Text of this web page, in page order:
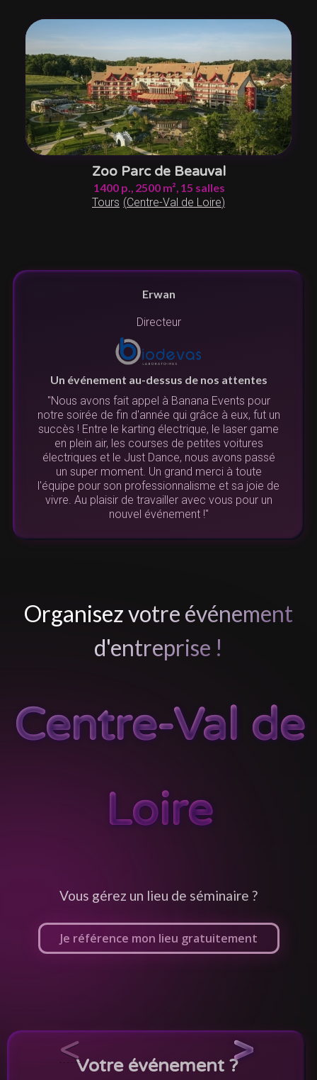
Zoo Parc de Beauval
1400 p., 2500 m², 15 salles
Tours (Centre-Val de Loire)
Erwan
Directeur
Un événement au-dessus de nos attentes
"Nous avons fait appel à Banana Events pour
notre soirée de fin d'année qui grâce à eux, fut un
succès ! Entre le karting électrique, le laser game
en plein air, les courses de petites voitures
électriques et le Just Dance, nous avons passé
un super moment. Un grand merci à toute
l'équipe pour son professionnalisme et sa joie de
vivre. Au plaisir de travailler avec vous pour un
nouvel événement !"
Organisez votre événement
d'entreprise !
Centre-Val de
Loire
Vous gérez un lieu de séminaire ?
Je référence mon lieu gratuitement
Votre événement ?
< >